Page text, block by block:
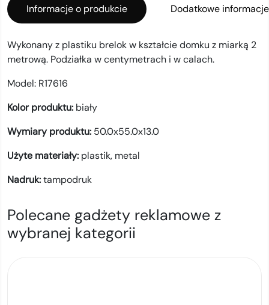
Informacje o produkcie Dodatkowe informacje
Wykonany z plastiku brelok w kształcie domku z miarką 2
metrową. Podziałka w centymetrach i w calach.
Model: R17616
Kolor produktu: biały
Wymiary produktu: 50.0x55.0x13.0
Użyte materiały: plastik, metal
Nadruk:tampodruk
Polecane gadżety reklamowe z
wybranej kategorii